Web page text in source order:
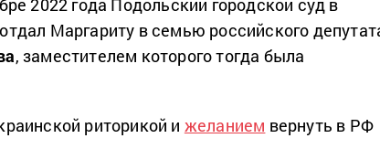
Маргариту в семью российского
, заместителем которого тогда была
риторикой и желанием вернуть в РФ